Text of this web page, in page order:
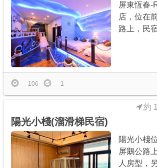
屏東恆春-
店，位在
路上，民
106 1
陽光小棧(溜滑梯民宿)
約
陽光小棧
屏鵝公路
人房型，